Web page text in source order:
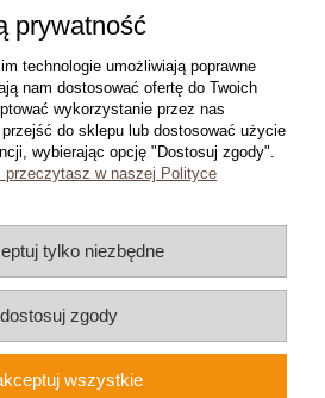
Moje konto
i dostawa
Informacje
© 2024 coins.com.pl
prywatność
technologie umożliwiają poprawne
nam dostosować ofertę do Twoich
wykorzystanie przez nas
do sklepu lub dostosować użycie
wybierając opcję "Dostosuj zgody".
przeczytasz w naszej Polityce
tylko niezbędne
dostosuj zgody
wszystkie